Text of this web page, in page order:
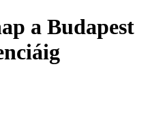
a Budapest